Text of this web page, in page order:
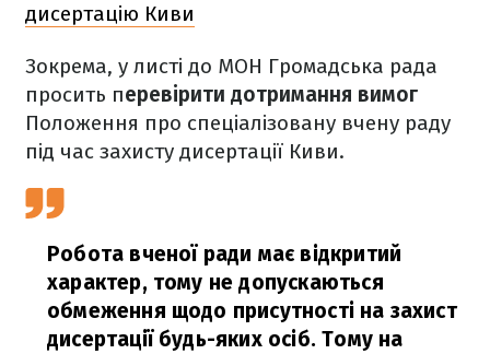
дисертацію Киви
Зокрема, у листі до МОН Громадська рада
просить перевірити дотримання вимог
Положення про спеціалізовану вчену раду
під час захисту дисертації Киви.
Робота вченої ради має відкритий
характер, тому не допускаються
обмеження щодо присутності на захист
дисертації будь-яких осіб. Тому на